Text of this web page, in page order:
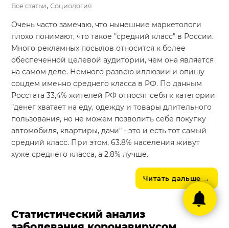
Все статьи,Социология
Очень часто замечаю, что нынешние маркетологи
плохо понимают, что такое "средний класс" в России.
Много рекламных посылов относится к более
обеспеченной целевой аудитории, чем она является
на самом деле. Немного развею иллюзии и опишу
соцдем именно среднего класса в РФ. По данным
Росстата 33,4% жителей РФ относят себя к категории
"денег хватает на еду, одежду и товары длительного
пользования, но не можем позволить себе покупку
автомобиля, квартиры, дачи" - это и есть тот самый
средний класс. При этом, 63.8% населения живут
хуже среднего класса, а 2.8% лучше.
Читать дальше→
Статистический анализ